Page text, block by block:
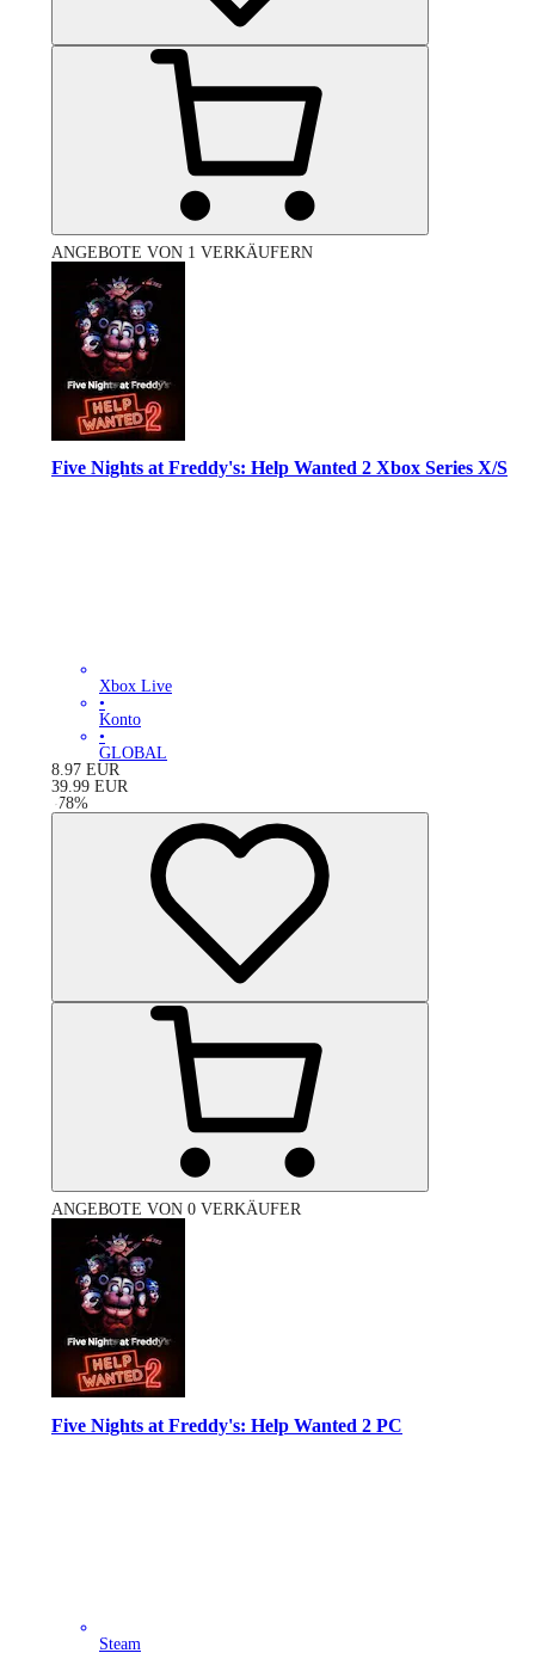
ANGEBOTE VON 1 VERKÄUFERN
Five Nights at Freddy's: Help Wanted 2 Xbox Series X/S
Xbox Live
•
Konto
•
GLOBAL
8.97 EUR
39.99 EUR
-78%
ANGEBOTE VON 0 VERKÄUFER
Five Nights at Freddy's: Help Wanted 2 PC
Steam